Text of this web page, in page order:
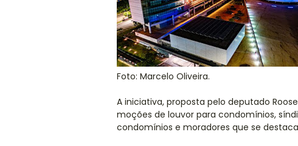
Foto: Marcelo Oliveira.
A iniciativa, proposta pelo deputado
moções de louvor para condomínios,
condomínios e moradores que se